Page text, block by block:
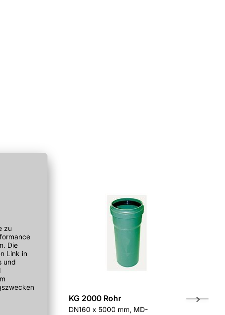
KG 2000 Rohr
DN160 x 5000 mm, MD-
KG 2000